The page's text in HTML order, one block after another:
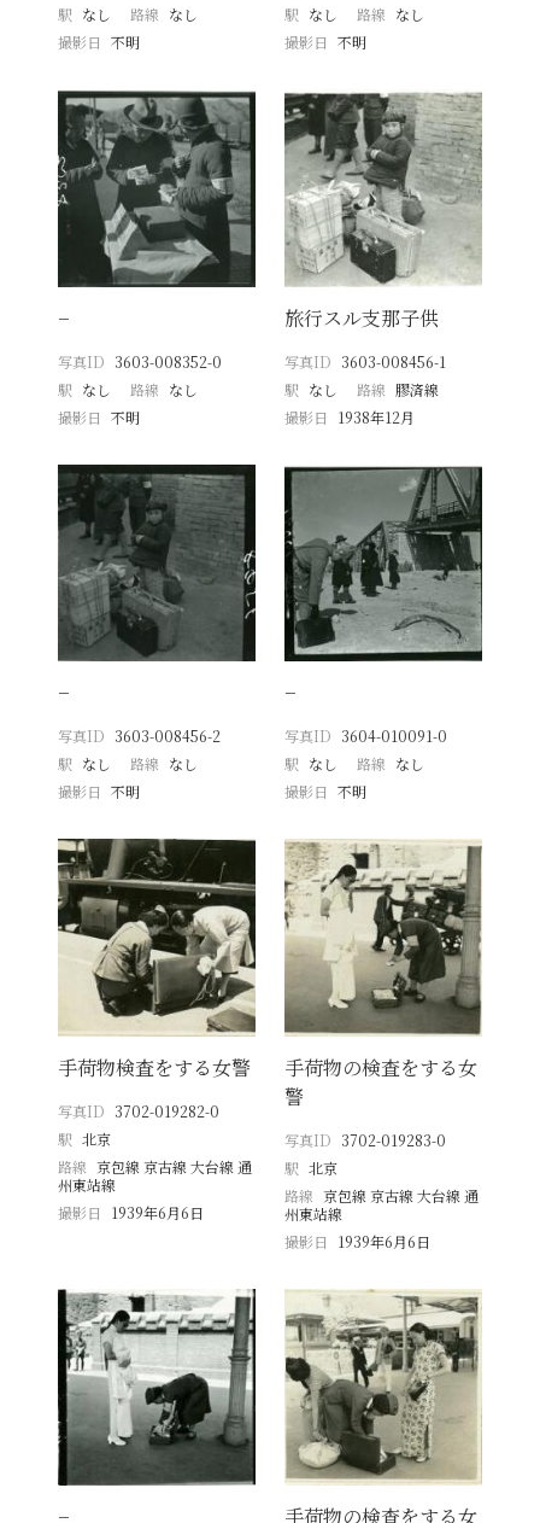
駅 なし 路線 なし
撮影日
不明
駅 なし 路線 なし
撮影日 不明
−
写真ID 3603-008352-0
駅 なし 路線 なし
撮影日
不明
旅行スル支那子供
写真ID 3603-008456-1
駅 なし 路線 膠済線
撮影日
1938年12月
−
写真ID 3603-008456-2
駅 なし 路線 なし
撮影日
不明
−
写真ID 3604-010091-0
駅 なし 路線 なし
撮影日 不明
手荷物検査をする女警
写真ID 3702-019282-0
駅 北京
路線 京包線 京古線 大台線 通
州東站線
撮影日
1939年6月6日
手荷物の検査をする女
警
写真ID 3702-019283-0
駅 北京
路線 京包線 京古線 大台線 通
州東站線
撮影日
1939年6月6日
−
手荷物の検査をする女